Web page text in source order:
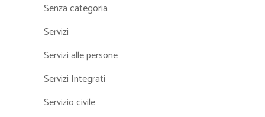
Senza categoria
Servizi
Servizi alle persone
Servizi Integrati
Servizio civile